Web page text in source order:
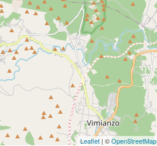
Leaflet | ©OpenStreetMap